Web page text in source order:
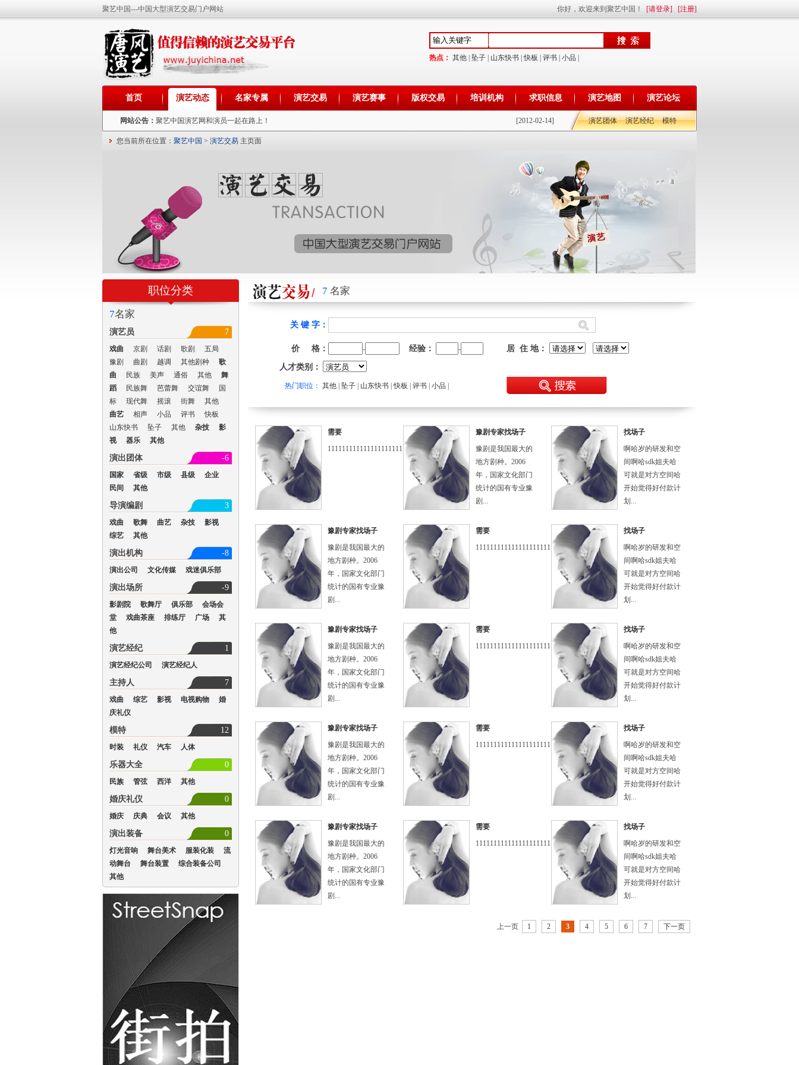
你好，欢迎来到聚艺中国！[请登录] [注册]
聚艺中国---中国大型演艺交易门户网站
热点： 其他 坠子 山东快书 |快板 评书 小品
首页 演艺动态 名家专属 演艺交易 演艺赛事 版权交易 培训机构 求职信息 演艺地图 演艺论坛
[2012-02-14]
网站公告： 聚艺中国演艺网和演员一起在路上！ 演艺团体 演艺经纪 模特
您当前所在位置： 聚艺中国 > 演艺交易 主页面
职位分类
7名家
7
演艺员
戏曲 京剧 话剧 歌剧
五局
豫剧
曲剧 越调 其他剧种
歌
曲
民族 美声 通俗 其他
舞
蹈
民族舞 芭蕾舞 交谊舞
国
标
现代舞 摇滚 街舞
其他
曲艺
相声 小品 评书
快板
山东快书
坠子 其他 杂技
影
视
器乐 其他
-6
演出团体
国家 省级 市级 县级
企业
民间
其他
3
导演编剧
戏曲 歌舞 曲艺 杂技
影视
综艺
其他
-8
演出机构
演出公司 文化传媒 戏迷俱乐部
-9
演出场所
影剧院 歌舞厅 俱乐部
会场会
堂
戏曲茶座 排练厅 广场
其
他
1
演艺经纪
演艺经纪公司 演艺经纪人
7
主持人
戏曲 综艺 影视 电视购物
婚
庆礼仪
12
模特
时装 礼仪 汽车 人体
0
乐器大全
民族 管弦 西洋 其他
0
婚庆礼仪
婚庆 庆典 会议 其他
0
演出装备
灯光音响 舞台美术 服装化装
流
动舞台
舞台装置
综合装备公司
其他
7 名家
关 键 字：
价 格： - 经验： - 居 住 地：
人才类别：
热门职位： 其他| 坠子| 山东快书|快板 评书| 小品
需要
1111111111111111111111
豫剧专家找场子
豫剧是我国最大的
地方剧种。2006
年，国家文化部门
统计的国有专业豫
剧...
找场子
啊哈岁的研发和空
间啊哈sdk姐夫哈
可就是对方空间哈
开始觉得好付款计
划...
豫剧专家找场子
豫剧是我国最大的
地方剧种。2006
年，国家文化部门
统计的国有专业豫
剧...
需要
1111111111111111111111
找场子
啊哈岁的研发和空
间啊哈sdk姐夫哈
可就是对方空间哈
开始觉得好付款计
划...
豫剧专家找场子
豫剧是我国最大的
地方剧种。2006
年，国家文化部门
统计的国有专业豫
剧...
需要
1111111111111111111111
找场子
啊哈岁的研发和空
间啊哈sdk姐夫哈
可就是对方空间哈
开始觉得好付款计
划...
豫剧专家找场子
豫剧是我国最大的
地方剧种。2006
年，国家文化部门
统计的国有专业豫
剧...
需要
1111111111111111111111
找场子
啊哈岁的研发和空
间啊哈sdk姐夫哈
可就是对方空间哈
开始觉得好付款计
划...
豫剧专家找场子
豫剧是我国最大的
地方剧种。2006
年，国家文化部门
统计的国有专业豫
剧...
需要
1111111111111111111111
找场子
啊哈岁的研发和空
间啊哈sdk姐夫哈
可就是对方空间哈
开始觉得好付款计
划...
上一页 1 2 3 4 5 6 7 下一页